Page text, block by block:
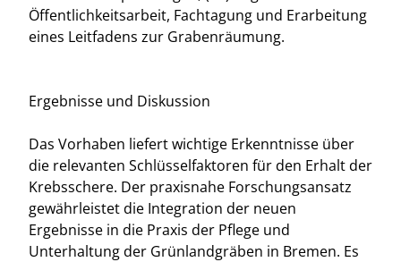
Öffentlichkeitsarbeit, Fachtagung und Erarbeitung
eines Leitfadens zur Grabenräumung.
Ergebnisse und Diskussion
Das Vorhaben liefert wichtige Erkenntnisse über
die relevanten Schlüsselfaktoren für den Erhalt der
Krebsschere. Der praxisnahe Forschungsansatz
gewährleistet die Integration der neuen
Ergebnisse in die Praxis der Pflege und
Unterhaltung der Grünlandgräben in Bremen. Es